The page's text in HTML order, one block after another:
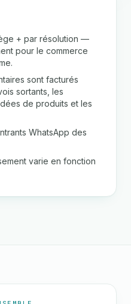
+ par résolution —
pour le commerce
sont facturés
sortants, les
de produits et les
WhatsApp des
varie en fonction